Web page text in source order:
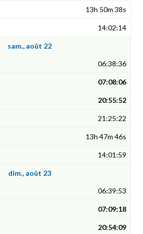
13h 50m 38s
14:02:14
sam., août 22
06:38:36
07:08:06
20:55:52
21:25:22
13h 47m 46s
14:01:59
dim., août 23
06:39:53
07:09:18
20:54:09